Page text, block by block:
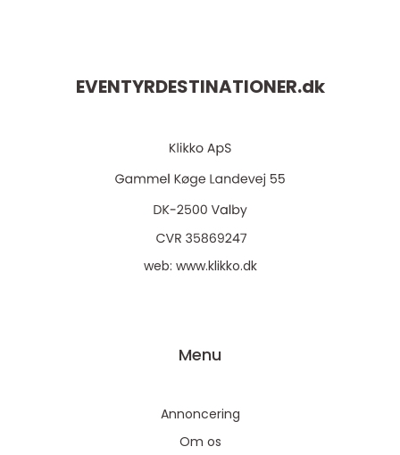
EVENTYRDESTINATIONER.dk
web: www.klikko.dk
Menu
Annoncering
Om os